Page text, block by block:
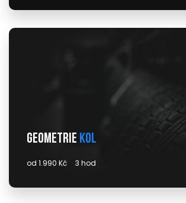
Geometrie kol
od 1.990 Kč 3 hod